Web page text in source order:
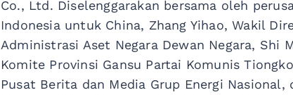
Co., Ltd. Diselenggarakan bersama oleh
Indonesia untuk China, Zhang Yihao, Wakil
Administrasi Aset Negara Dewan Negara, Shi
Komite Provinsi Gansu Partai Komunis
Pusat Berita dan Media Grup Energi